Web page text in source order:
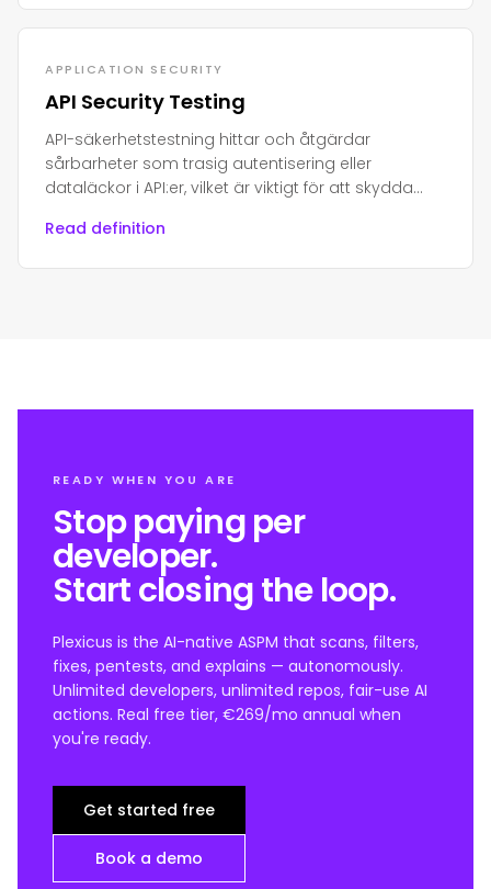
APPLICATION SECURITY
API Security Testing
API-säkerhetstestning hittar och åtgärdar
sårbarheter som trasig autentisering eller
dataläckor i API:er, vilket är viktigt för att skydda
Read definition
READY WHEN YOU ARE
Stop paying per
developer.
Start closing the loop.
Plexicus is the AI-native ASPM that scans, filters,
fixes, pentests, and explains — autonomously.
Unlimited developers, unlimited repos, fair-use AI
actions. Real free tier, €269/mo annual when
you're ready.
Get started free
Book a demo